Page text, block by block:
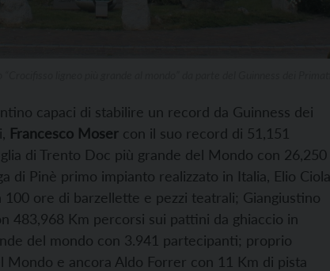
capaci di stabilire un record da Guinness dei
Francesco Moser con il suo record di 51,151
di Trento Doc più grande del Mondo con 26,250
di Pinè primo impianto realizzato in Italia, Elio Ciola
ore di barzellette e pezzi teatrali; Giangiustino
483,968 Km percorsi sui pattini da ghiaccio in
del mondo con 3.941 partecipanti; proprio
e ancora Aldo Forrer con 11 Km di pista